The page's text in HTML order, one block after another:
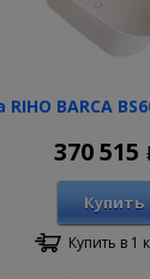
RIHO BARCA
370 515
Купить
Купить в 1